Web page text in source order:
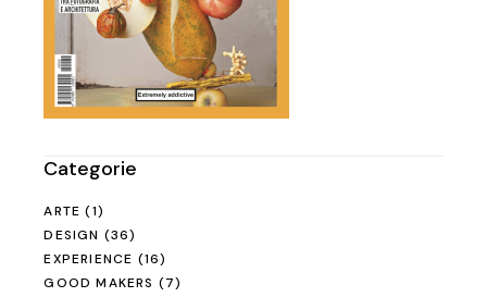
Categorie
ARTE (1)
DESIGN (36)
EXPERIENCE (16)
GOOD MAKERS (7)